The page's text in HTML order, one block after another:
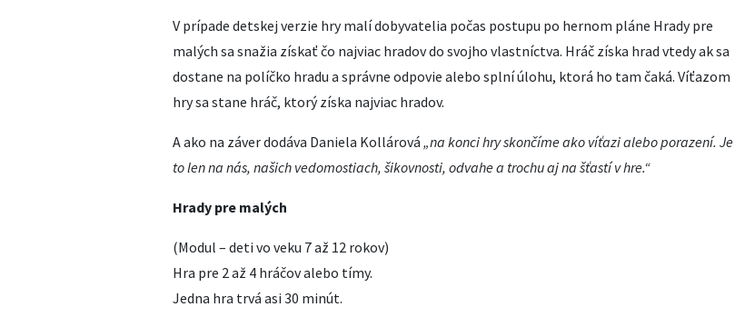
V prípade detskej verzie hry malí dobyvatelia počas postupu po hernom pláne Hrady pre
malých sa snažia získať čo najviac hradov do svojho vlastníctva. Hráč získa hrad vtedy ak sa
dostane na políčko hradu a správne odpovie alebo splní úlohu, ktorá ho tam čaká. Víťazom
hry sa stane hráč, ktorý získa najviac hradov.
A ako na záver dodáva Daniela Kollárová „na konci hry skončíme ako víťazi alebo porazení. Je
to len na nás, našich vedomostiach, šikovnosti, odvahe a trochu aj na šťastí v hre.“
Hrady pre malých
(Modul – deti vo veku 7 až 12 rokov)
Hra pre 2 až 4 hráčov alebo tímy.
Jedna hra trvá asi 30 minút.